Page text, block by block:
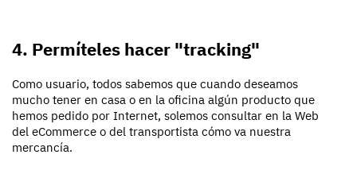
4. Permíteles hacer "tracking"
Como usuario, todos sabemos que cuando deseamos
mucho tener en casa o en la oficina algún producto que
hemos pedido por Internet, solemos consultar en la Web
del eCommerce o del transportista cómo va nuestra
mercancía.